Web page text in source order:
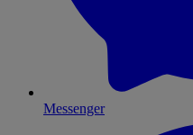
Messenger